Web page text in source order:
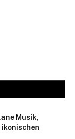
Musik,
ikonischen